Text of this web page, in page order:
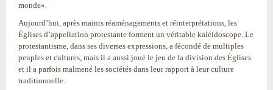
monde».
Aujourd’hui, après maints réaménagements et réinterprétations, les
Églises d’appellation protestante forment un véritable kaléidoscope. Le
protestantisme, dans ses diverses expressions, a fécondé de multiples
peuples et cultures, mais il a aussi joué le jeu de la division des Églises
et il a parfois malmené les sociétés dans leur rapport à leur culture
traditionnelle.